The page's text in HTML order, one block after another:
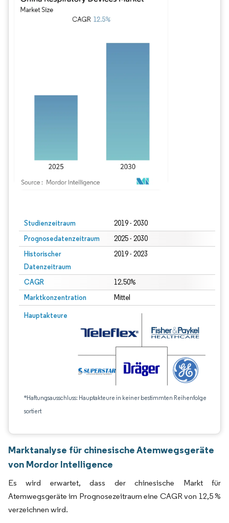
Studienzeitraum 2019 - 2030
Prognosedatenzeitraum 2025 - 2030
Historischer
Datenzeitraum
2019 - 2023
CAGR 12.50%
Marktkonzentration Mittel
Hauptakteure
*Haftungsausschluss: Hauptakteure in keiner bestimmten Reihenfolge
sortiert
Marktanalyse für chinesische Atemwegsgeräte
von Mordor Intelligence
Es wird erwartet, dass der chinesische Markt für
Atemwegsgeräte im Prognosezeitraum eine CAGR von 12,5 %
verzeichnen wird.